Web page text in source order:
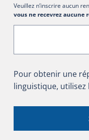
Veuillez n’inscrire aucun
vous ne recevrez aucune
Pour obtenir une
linguistique,